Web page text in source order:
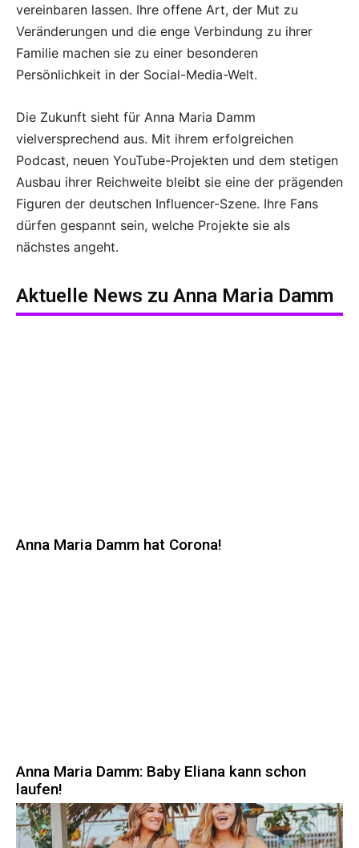
vereinbaren lassen. Ihre offene Art, der Mut zu
Veränderungen und die enge Verbindung zu ihrer
Familie machen sie zu einer besonderen
Persönlichkeit in der Social-Media-Welt.
Die Zukunft sieht für Anna Maria Damm
vielversprechend aus. Mit ihrem erfolgreichen
Podcast, neuen YouTube-Projekten und dem stetigen
Ausbau ihrer Reichweite bleibt sie eine der prägenden
Figuren der deutschen Influencer-Szene. Ihre Fans
dürfen gespannt sein, welche Projekte sie als
nächstes angeht.
Aktuelle News zu Anna Maria Damm
Anna Maria Damm hat Corona!
Anna Maria Damm: Baby Eliana kann schon
laufen!